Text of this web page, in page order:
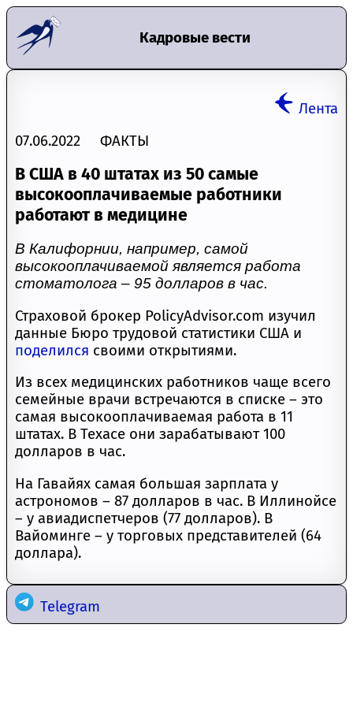
Кадровые вести
Лента
07.06.2022 ФАКТЫ
В США в 40 штатах из 50 самые
высокооплачиваемые работники
работают в медицине
В Калифорнии, например, самой
высокооплачиваемой является работа
стоматолога – 95 долларов в час.
Страховой брокер PolicyAdvisor.com изучил
данные Бюро трудовой статистики США и
поделился своими открытиями.
Из всех медицинских работников чаще всего
семейные врачи встречаются в списке – это
самая высокооплачиваемая работа в 11
штатах. В Техасе они зарабатывают 100
долларов в час.
На Гавайях самая большая зарплата у
астрономов – 87 долларов в час. В Иллинойсе
– у авиадиспетчеров (77 долларов). В
Вайоминге – у торговых представителей (64
доллара).
Telegram